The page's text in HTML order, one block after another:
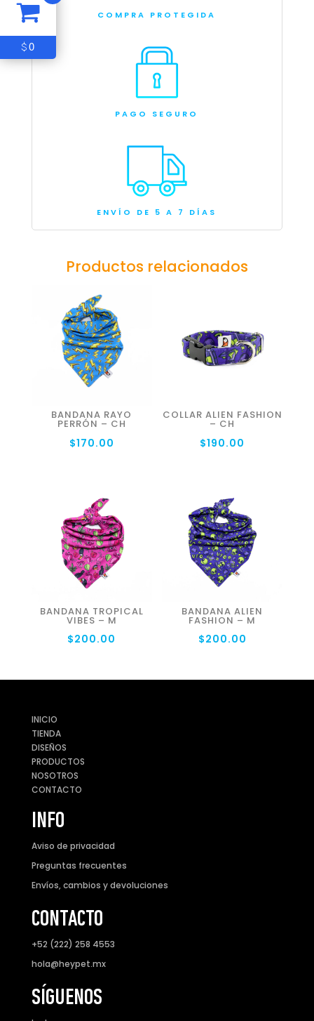
COMPRA PROTEGIDA
PAGO SEGURO
ENVÍO DE 5 A 7 DÍAS
Productos relacionados
BANDANA RAYO
PERRÓN – CH
$170.00
COLLAR ALIEN FASHION
– CH
$190.00
BANDANA TROPICAL
VIBES – M
$200.00
BANDANA ALIEN
FASHION – M
$200.00
INICIO
TIENDA
DISEÑOS
PRODUCTOS
NOSOTROS
CONTACTO
INFO
Aviso de privacidad
Preguntas frecuentes
Envíos, cambios y devoluciones
CONTACTO
+52 (222) 258 4553
hola@heypet.mx
SÍGUENOS
$0